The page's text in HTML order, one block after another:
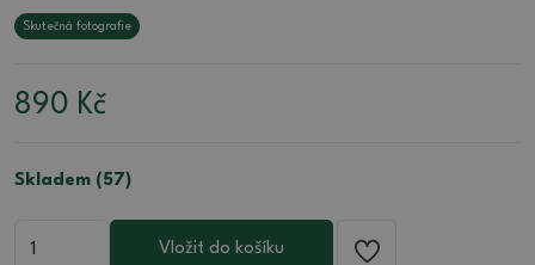
Skutečná fotografie
890 Kč
Skladem (57)
Vložit do košíku